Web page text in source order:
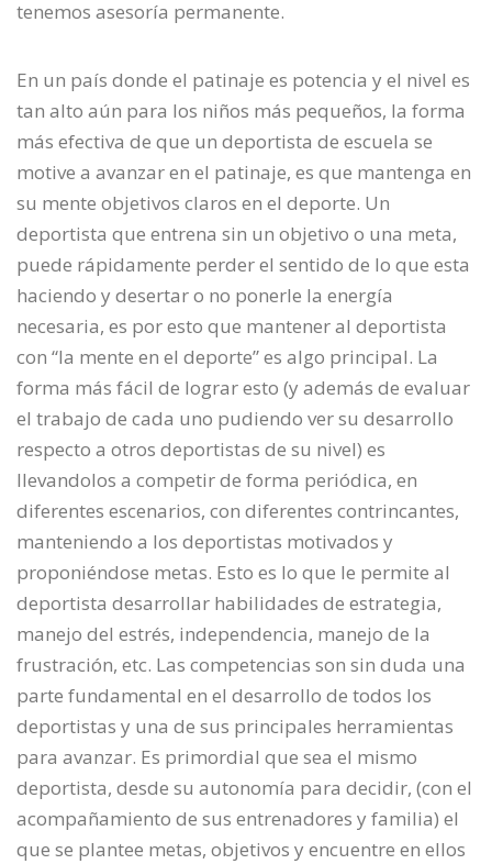
tenemos asesoría permanente.
En un país donde el patinaje es potencia y el nivel es
tan alto aún para los niños más pequeños, la forma
más efectiva de que un deportista de escuela se
motive a avanzar en el patinaje, es que mantenga en
su mente objetivos claros en el deporte. Un
deportista que entrena sin un objetivo o una meta,
puede rápidamente perder el sentido de lo que esta
haciendo y desertar o no ponerle la energía
necesaria, es por esto que mantener al deportista
con “la mente en el deporte” es algo principal. La
forma más fácil de lograr esto (y además de evaluar
el trabajo de cada uno pudiendo ver su desarrollo
respecto a otros deportistas de su nivel) es
llevandolos a competir de forma periódica, en
diferentes escenarios, con diferentes contrincantes,
manteniendo a los deportistas motivados y
proponiéndose metas. Esto es lo que le permite al
deportista desarrollar habilidades de estrategia,
manejo del estrés, independencia, manejo de la
frustración, etc. Las competencias son sin duda una
parte fundamental en el desarrollo de todos los
deportistas y una de sus principales herramientas
para avanzar. Es primordial que sea el mismo
deportista, desde su autonomía para decidir, (con el
acompañamiento de sus entrenadores y familia) el
que se plantee metas, objetivos y encuentre en ellos